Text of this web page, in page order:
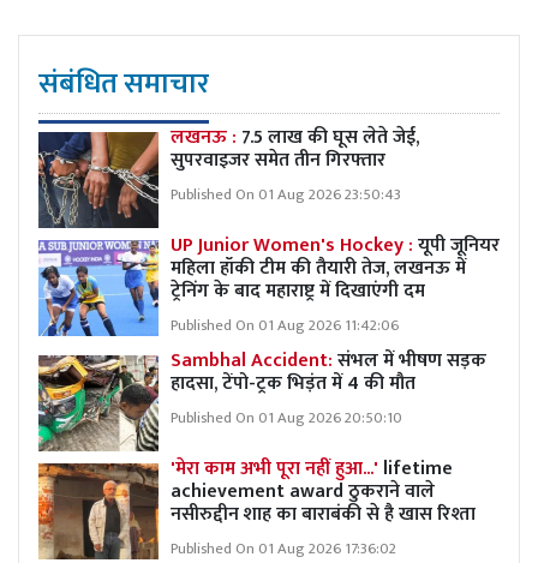
संबंधित समाचार
लखनऊ : 7.5 लाख की घूस लेते जेई,
सुपरवाइजर समेत तीन गिरफ्तार
Published On 01 Aug 2026 23:50:43
UP Junior Women's Hockey :यूपी जूनियर
महिला हॉकी टीम की तैयारी तेज, लखनऊ में
ट्रेनिंग के बाद महाराष्ट्र में दिखाएंगी दम
Published On 01 Aug 2026 11:42:06
Sambhal Accident:संभल में भीषण सड़क
हादसा, टेंपो-ट्रक भिड़ंत में 4 की मौत
Published On 01 Aug 2026 20:50:10
'मेरा काम अभी पूरा नहीं हुआ...' lifetime
achievement award ठुकराने वाले
नसीरुद्दीन शाह का बाराबंकी से है खास रिश्ता
Published On 01 Aug 2026 17:36:02